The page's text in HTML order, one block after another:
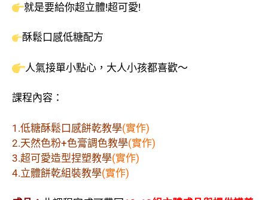
就是要給你超立體!超可愛!
酥鬆口感低糖配方
人氣接單小點心，大人小孩都喜歡～
課程內容：
1.低糖酥鬆口感餅乾教學(實作)
2.天然色粉+色膏調色教學(實作)
3.超可愛造型捏塑教學(實作)
4.立體餅乾組裝教學(實作)